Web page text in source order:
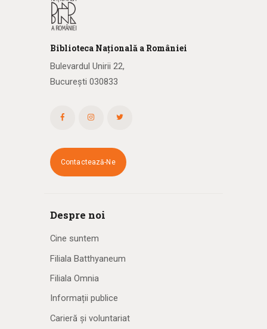
Biblioteca Națională a României
Bulevardul Unirii 22,
București 030833
Contactează-Ne
Despre noi
Cine suntem
Filiala Batthyaneum
Filiala Omnia
Informații publice
Carieră și voluntariat